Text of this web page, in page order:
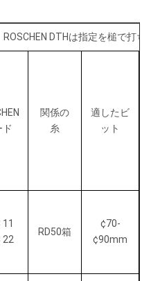
78.5
7.64
56.14
3.2 - 7.12 32.4 - 50
ROSCHEN DTHは指定を槌で打ち
ド
関係の
糸
適したビ
ット
11
22
RD50箱
¢70-
¢90mm